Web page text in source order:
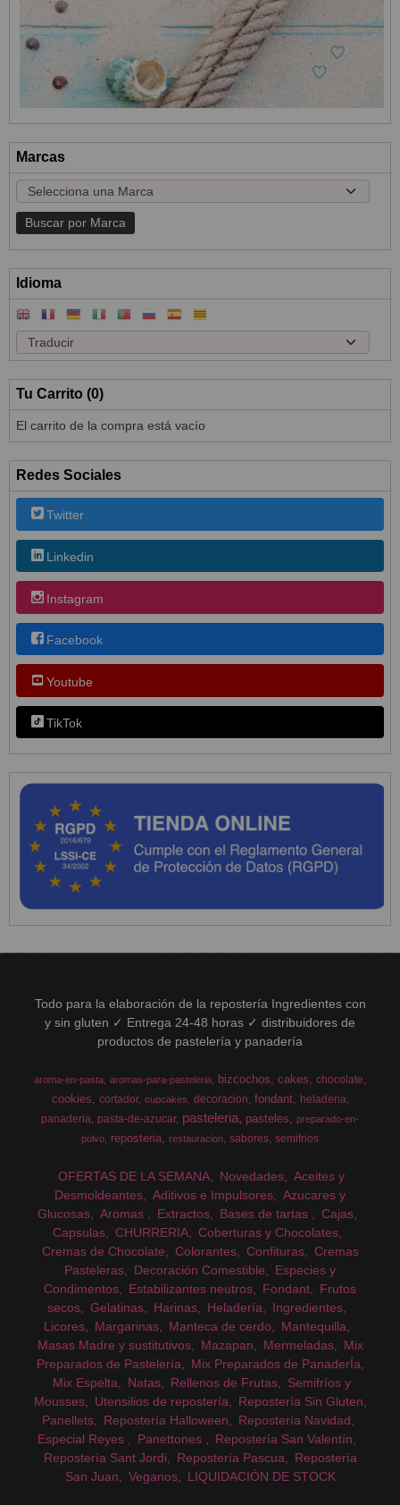
Marcas
Idioma
Tu Carrito (0)
El carrito de la compra está vacío
Redes Sociales
Twitter
Linkedin
Instagram
Facebook
Youtube
TikTok
Todo para la elaboración de la repostería Ingredientes con
y sin gluten ✓ Entrega 24-48 horas ✓ distribuidores de
productos de pastelería y panadería
aroma-en-pasta aromas-para-pasteleria bizcochos cakes chocolate
cookies cortador cupcakes decoracion fondant
heladeria
panaderia pasta-de-azucar pasteleria pasteles
preparado-en-
polvo
reposteria restauracion sabores semifrios
OFERTAS DE LA SEMANA Novedades
Aceites y
Desmoldeantes
Aditivos e Impulsores
Azucares y
Glucosas
Aromas Extractos Bases de tartas
Cajas
Capsulas
CHURRERIA
Coberturas y Chocolates
Cremas de Chocolate
Colorantes Confituras
Cremas
Pasteleras
Decoración Comestible
Especies y
Condimentos
Estabilizantes neutros Fondant
Frutos
secos
Gelatinas Harinas Heladería
Ingredientes
Licores
Margarinas Manteca de cerdo
Mantequilla
Masas Madre y sustitutivos
Mazapan Mermeladas
Mix
Preparados de Pastelería
Mix Preparados de PanaderÍa
Mix Espelta
Natas Rellenos de Frutas
Semifríos y
Mousses
Utensilios de repostería
Repostería Sin Gluten
Panellets
Repostería Halloween
Repostería Navidad
Especial Reyes
Panettones
Repostería San Valentín
Repostería Sant Jordi
Repostería Pascua
Repostería
San Juan
Veganos LIQUIDACIÓN DE STOCK